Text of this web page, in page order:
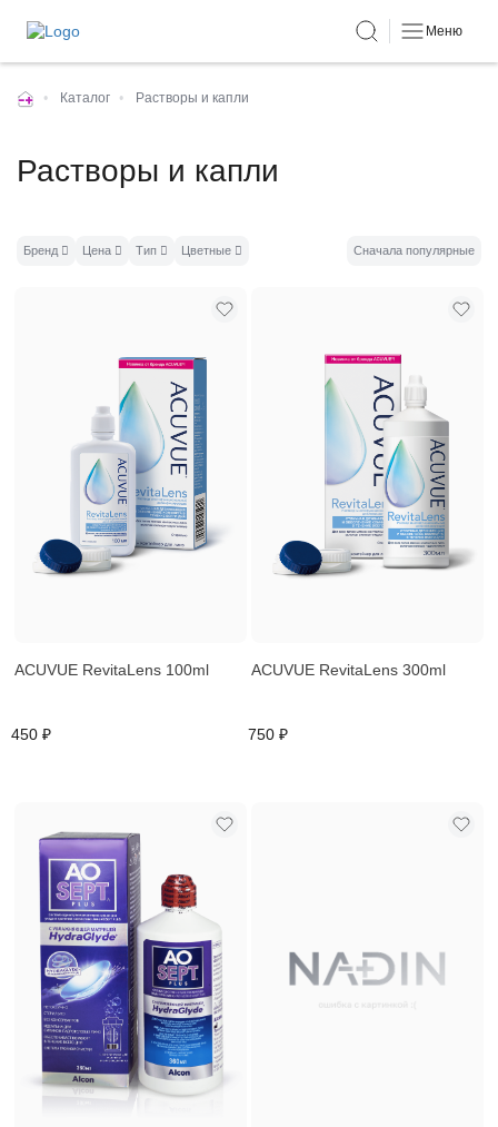
Меню
• Каталог • Растворы и капли
Растворы и капли
Бренд Цена Тип Цветные Сначала популярные
ACUVUE RevitaLens 100ml
450 ₽
ACUVUE RevitaLens 300ml
750 ₽